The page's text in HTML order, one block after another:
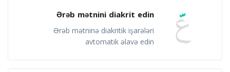
Ərəb mətnini diakrit edin
Ərəb mətninə diakritik işarələri
avtomatik əlavə edin